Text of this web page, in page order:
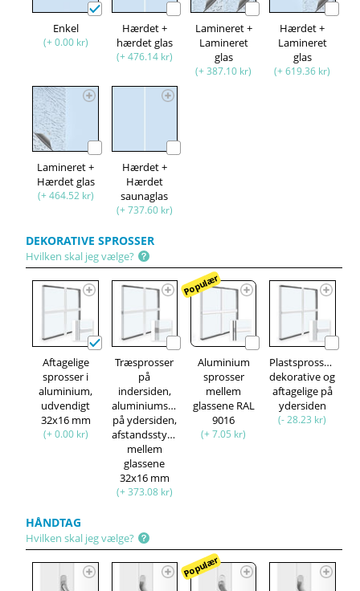
Enkel
(+ 0.00 kr)
Hærdet +
hærdet glas
(+ 476.14 kr)
Lamineret +
Lamineret
glas
(+ 387.10 kr)
Hærdet +
Lamineret
glas
(+ 619.36 kr)
Lamineret +
Hærdet glas
(+ 464.52 kr)
Hærdet +
Hærdet
saunaglas
(+ 737.60 kr)
DEKORATIVE SPROSSER
Hvilken skal jeg vælge?
Aftagelige
sprosser i
aluminium,
udvendigt
32x16 mm
(+ 0.00 kr)
Træsprosser
på
indersiden,
aluminiumsprosser
på ydersiden,
afstandsstykke
mellem
glassene
32x16 mm
(+ 373.08 kr)
Populær
Aluminium
sprosser
mellem
glassene RAL
9016
(+ 7.05 kr)
Plastsprosser,
dekorative og
aftagelige på
ydersiden
(- 28.23 kr)
HÅNDTAG
Hvilken skal jeg vælge?
Populær